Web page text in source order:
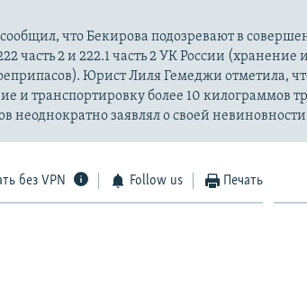
что Бекирова подозревают в
часть 2 и 222.1 часть 2 УК России (хранение
Юрист Лиля Гемеджи отметила,
и транспортировку более 10 килограммов
неоднократно заявлял о своей
без VPN Follow us Печать